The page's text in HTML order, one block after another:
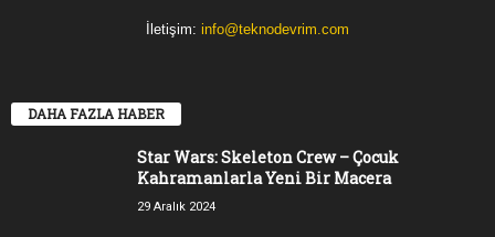
İletişim: info@teknodevrim.com
DAHA FAZLA HABER
Star Wars: Skeleton Crew – Çocuk
Kahramanlarla Yeni Bir Macera
29 Aralık 2024